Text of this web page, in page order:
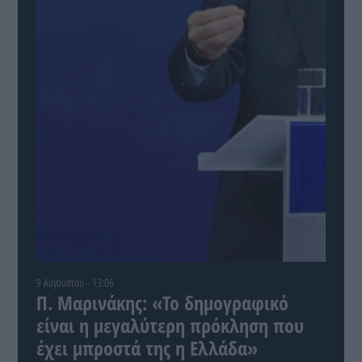
9 Αυγούστου - 13:06
Π. Μαρινάκης: «Το δημογραφικό
είναι η μεγαλύτερη πρόκληση που
έχει μπροστά της η Ελλάδα»